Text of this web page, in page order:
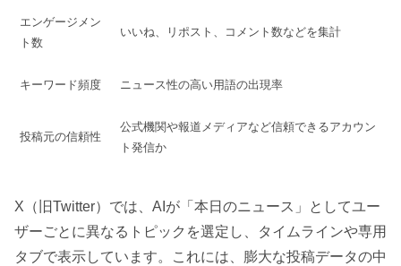
エンゲージメン
ト数
いいね、リポスト、コメント数などを集計
キーワード頻度 ニュース性の高い用語の出現率
投稿元の信頼性
公式機関や報道メディアなど信頼できるアカウン
ト発信か
X（旧Twitter）では、AIが「本日のニュース」としてユー
ザーごとに異なるトピックを選定し、タイムラインや専用
タブで表示しています。これには、膨大な投稿データの中